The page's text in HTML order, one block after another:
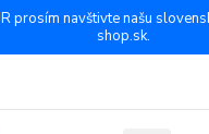
prosím navštivte našu
shop.sk.